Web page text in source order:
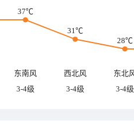
37℃
31℃
28℃
东南风 西北风
东北
3-4级 3-4级 3-4级